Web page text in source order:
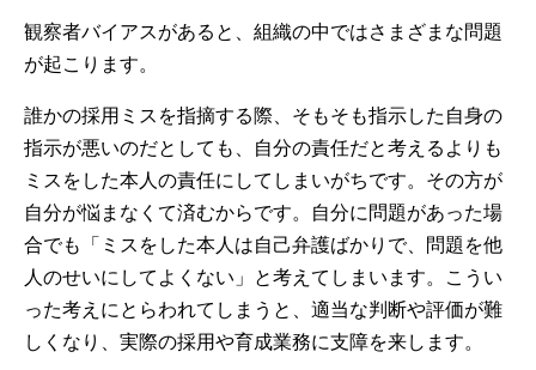
観察者バイアスがあると、組織の中ではさまざまな問題
が起こります。
誰かの採用ミスを指摘する際、そもそも指示した自身の
指示が悪いのだとしても、自分の責任だと考えるよりも
ミスをした本人の責任にしてしまいがちです。その方が
自分が悩まなくて済むからです。自分に問題があった場
合でも「ミスをした本人は自己弁護ばかりで、問題を他
人のせいにしてよくない」と考えてしまいます。こうい
った考えにとらわれてしまうと、適当な判断や評価が難
しくなり、実際の採用や育成業務に支障を来します。